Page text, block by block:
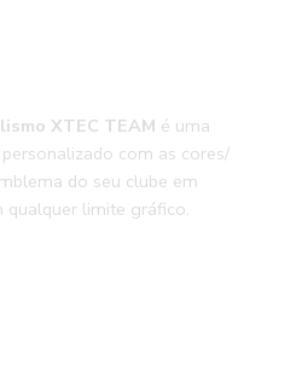
XTEC TEAM é uma
com as cores/
do seu clube em
qualquer limite gráfico.